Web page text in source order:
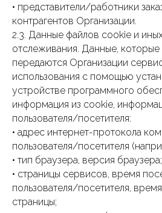
• представители/работники
контрагентов Организации.
2.3. Данные файлов cookie и
отслеживания. Данные, которые
передаются Организации
использования с помощью
устройстве программного
информация из cookie,
пользователя/посетителя:
• адрес интернет-протокола
пользователя/посетителя
• тип браузера, версия браузера;
• страницы сервисов, время
пользователя/посетителя,
страницы;